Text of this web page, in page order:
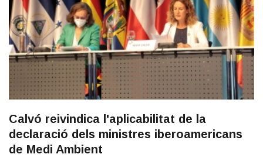
Calvó reivindica l'aplicabilitat de la
declaració dels ministres iberoamericans
de Medi Ambient